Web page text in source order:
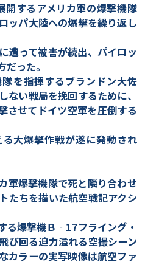
するアメリカ軍の爆撃機隊
ッパ大陸への爆撃を繰り返し
遭って被害が続出、パイロッ
った。
を指揮するブランドン大佐
ない戦局を挽回するために、
させてドイツ空軍を圧倒する
大爆撃作戦が遂に発動され
軍爆撃機隊で死と隣り合わせ
たちを描いた航空戦記アクシ
る爆撃機Ｂ‐17フライング・
び回る迫力溢れる空撮シーン
カラーの実写映像は航空ファ